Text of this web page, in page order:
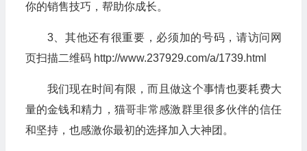
你的销售技巧，帮助你成长。
3、其他还有很重要，必须加的号码，请访问网
页扫描二维码 http://www.237929.com/a/1739.html
我们现在时间有限，而且做这个事情也要耗费大
量的金钱和精力，猫哥非常感激群里很多伙伴的信任
和坚持，也感激你最初的选择加入大神团。